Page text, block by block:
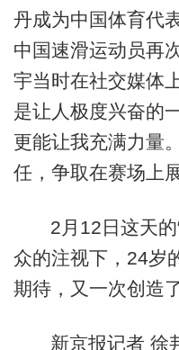
丹成为中国体育代
中国速滑运动员再
宇当时在社交媒体
是让人极度兴奋的
更能让我充满力量
任，争取在赛场上
2月12日这天
众的注视下，24岁
期待，又一次创造
新京报记者 徐